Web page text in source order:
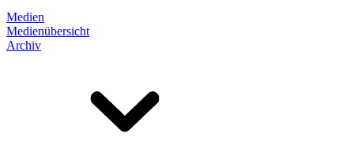
Medien
Medienübersicht
Archiv